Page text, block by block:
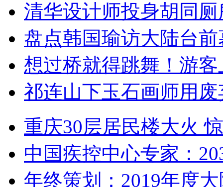
清华设计师投身胡同
盘点韩国瑜访大陆台
想过桥就得跳舞！游客
祁连山下玉石画师用
重庆30层居民楼大火
中国疾控中心专家：
年终策划：2019年度